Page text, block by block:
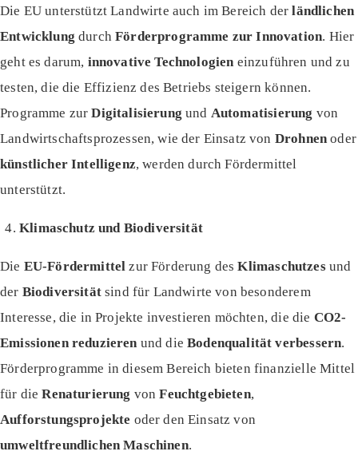
Die EU unterstützt Landwirte auch im Bereich derländlichen
Entwicklung durchFörderprogramme zur Innovation. Hier
geht es darum, innovative Technologieneinzuführen und zu
testen, die die Effizienz des Betriebs steigern können.
Programme zurDigitalisierung und Automatisierung von
Landwirtschaftsprozessen, wie der Einsatz von Drohnenoder
künstlicher Intelligenz, werden durch Fördermittel
unterstützt.
Klimaschutz und Biodiversität
Die EU-Fördermittel zur Förderung desKlimaschutzesund
der Biodiversitätsind für Landwirte von besonderem
Interesse, die in Projekte investieren möchten, die die CO2-
Emissionen reduzierenund dieBodenqualität verbessern.
Förderprogramme in diesem Bereich bieten finanzielle Mittel
für dieRenaturierung vonFeuchtgebieten,
Aufforstungsprojekte oder den Einsatz von
umweltfreundlichen Maschinen.